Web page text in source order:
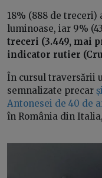
18% (888 de treceri)
luminoase, iar 9%
treceri (3.449, mai
indicator rutier
În cursul traversării
semnalizate precar
Antonesei de 40 de
în România din